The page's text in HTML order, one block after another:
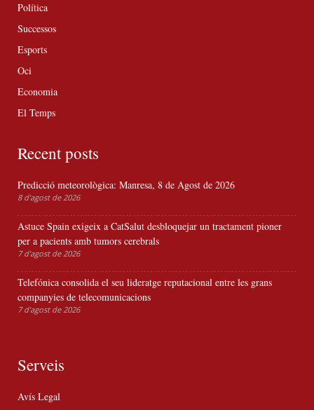
Política
Successos
Esports
Oci
Economia
El Temps
Recent posts
Predicció meteorològica: Manresa, 8 de Agost de 2026
8 d'agost de 2026
Astuce Spain exigeix a CatSalut desbloquejar un tractament pioner
per a pacients amb tumors cerebrals
7 d'agost de 2026
Telefónica consolida el seu lideratge reputacional entre les grans
companyies de telecomunicacions
7 d'agost de 2026
Serveis
Avís Legal